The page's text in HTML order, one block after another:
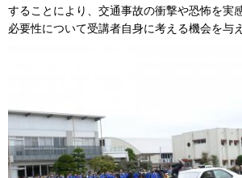
することにより、交通事故の衝撃や恐怖を実
必要性について受講者自身に考える機会を与